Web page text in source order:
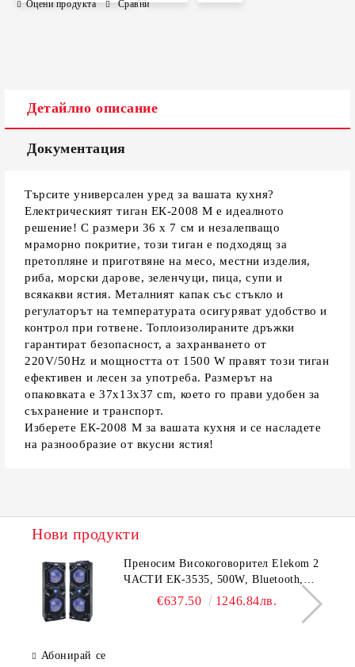
Съгласен съм сПолитиката за лични данни
Оцени продукта Сравни
Детайлно описание
Документация
Търсите универсален уред за вашата кухня?
Електрическият тиган ЕК-2008 M е идеалното
решение! С размери 36 x 7 см и незалепващо
мраморно покритие, този тиган е подходящ за
претопляне и приготвяне на месо, местни изделия,
риба, морски дарове, зеленчуци, пица, супи и
всякакви ястия. Металният капак със стъкло и
регулаторът на температурата осигуряват удобство и
контрол при готвене. Топлоизолираните дръжки
гарантират безопасност, а захранването от
220V/50Hz и мощността от 1500 W правят този тиган
ефективен и лесен за употреба. Размерът на
опаковката е 37x13x37 cm, което го прави удобен за
съхранение и транспорт.
Изберете ЕК-2008 M за вашата кухня и се насладете
на разнообразие от вкусни ястия!
Нови продукти
Преносим Високоговорител Elekom 2
ЧАСТИ ЕК-3535, 500W, Bluetooth,
Bluetooth, USB, Караоке, 2
€637.50 1246.84лв.
Абонирай се